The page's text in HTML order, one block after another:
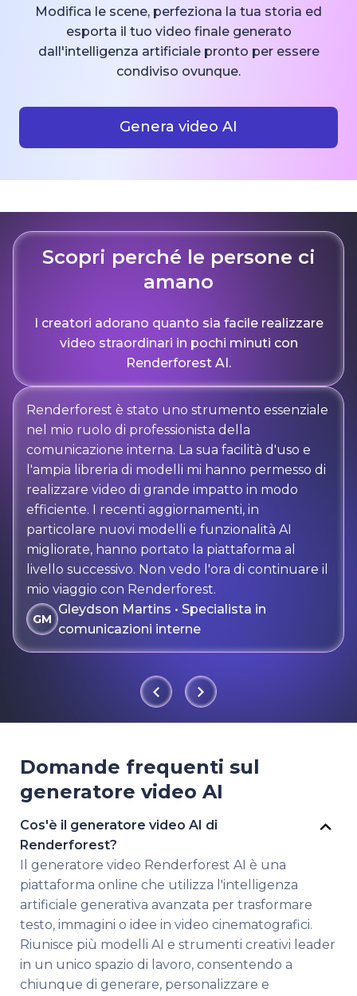
Modifica le scene, perfeziona la tua storia ed
esporta il tuo video finale generato
dall'intelligenza artificiale pronto per essere
condiviso ovunque.
Genera video AI
Scopri perché le persone ci
amano
I creatori adorano quanto sia facile realizzare
video straordinari in pochi minuti con
Renderforest AI.
Renderforest è stato uno strumento essenziale
nel mio ruolo di professionista della
comunicazione interna. La sua facilità d'uso e
l'ampia libreria di modelli mi hanno permesso di
realizzare video di grande impatto in modo
efficiente. I recenti aggiornamenti, in
particolare nuovi modelli e funzionalità AI
migliorate, hanno portato la piattaforma al
livello successivo. Non vedo l'ora di continuare il
mio viaggio con Renderforest.
GM
Gleydson Martins • Specialista in
comunicazioni interne
Domande frequenti sul
generatore video AI
Cos'è il generatore video AI di
Renderforest?
Il generatore video Renderforest AI è una
piattaforma online che utilizza l'intelligenza
artificiale generativa avanzata per trasformare
testo, immagini o idee in video cinematografici.
Riunisce più modelli AI e strumenti creativi leader
in un unico spazio di lavoro, consentendo a
chiunque di generare, personalizzare e